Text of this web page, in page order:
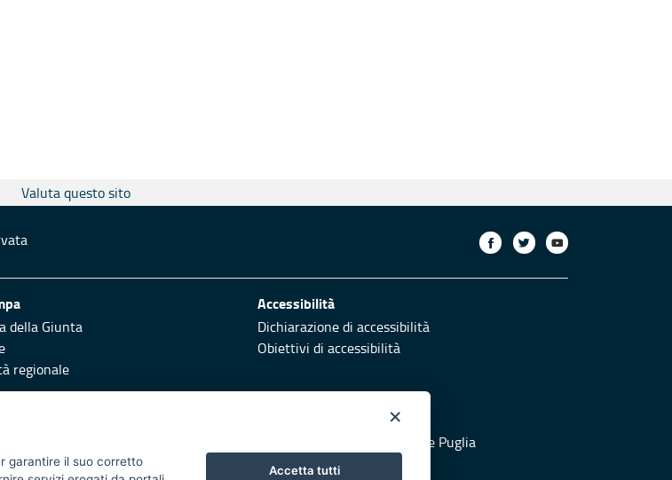
Valuta questo sito
della Giunta
regionale
Accessibilità
Dichiarazione di accessibilità
Obiettivi di accessibilità
pubblicazione Vai al sito di Protezione Civile Puglia
×
garantire il suo corretto
Accetta tutti